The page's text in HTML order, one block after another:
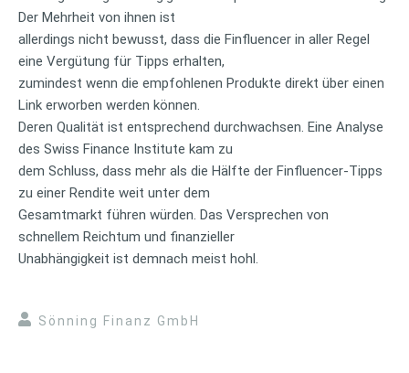
Der Mehrheit von ihnen ist
allerdings nicht bewusst, dass die Finfluencer in aller Regel
eine Vergütung für Tipps erhalten,
zumindest wenn die empfohlenen Produkte direkt über einen
Link erworben werden können.
Deren Qualität ist entsprechend durchwachsen. Eine Analyse
des Swiss Finance Institute kam zu
dem Schluss, dass mehr als die Hälfte der Finfluencer-Tipps
zu einer Rendite weit unter dem
Gesamtmarkt führen würden. Das Versprechen von
schnellem Reichtum und finanzieller
Unabhängigkeit ist demnach meist hohl.
Sönning Finanz GmbH